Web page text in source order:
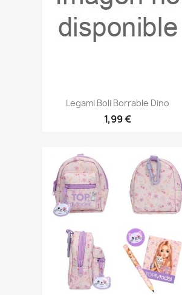
Vista rápida
Legami Boli Borrable Dino
1,99 €